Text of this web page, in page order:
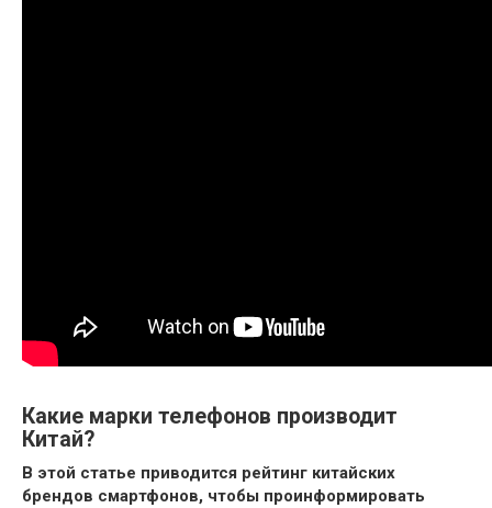
Какие марки телефонов производит
Китай?
В этой статье приводится рейтинг китайских
брендов смартфонов, чтобы проинформировать